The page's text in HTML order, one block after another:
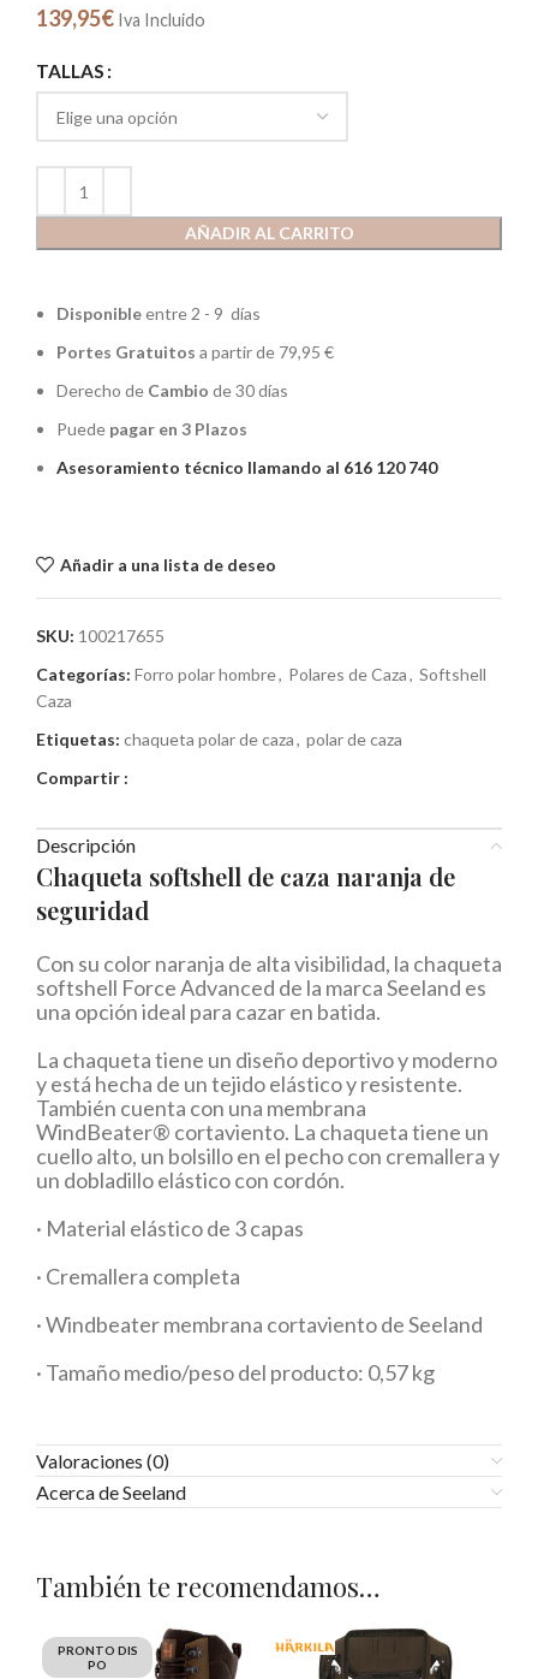
139,95€ Iva Incluido
TALLAS
AÑADIR AL CARRITO
Disponibleentre 2 - 9 días
Portes Gratuitos a partir de 79,95 €
Derecho de Cambio de 30 días
Puede pagar en 3 Plazos
Asesoramiento técnico llamando al 616 120 740
Añadir a una lista de deseo
SKU: 100217655
Categorías: Forro polar hombre, Polares de Caza, Softshell
Caza
Etiquetas: chaqueta polar de caza, polar de caza
Compartir :
Descripción
Chaqueta softshell de caza naranja de
seguridad
Con su color naranja de alta visibilidad, la chaqueta
softshell Force Advanced de la marca Seeland es
una opción ideal para cazar en batida.
La chaqueta tiene un diseño deportivo y moderno
y está hecha de un tejido elástico y resistente.
También cuenta con una membrana
WindBeater® cortaviento. La chaqueta tiene un
cuello alto, un bolsillo en el pecho con cremallera y
un dobladillo elástico con cordón.
· Material elástico de 3 capas
· Cremallera completa
· Windbeater membrana cortaviento de Seeland
· Tamaño medio/peso del producto: 0,57 kg
Valoraciones (0)
Acerca de Seeland
También te recomendamos…
PRONTO DIS
PO